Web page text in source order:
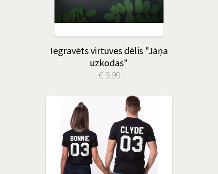
Iegravēts virtuves dēlis "Jāņa
uzkodas"
€ 9.99